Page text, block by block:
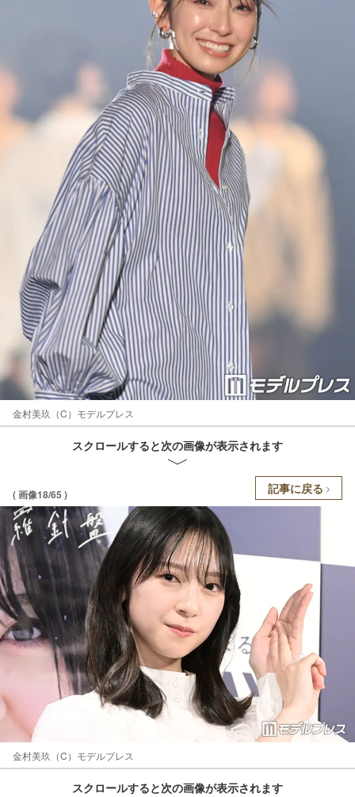
金村美玖（C）モデルプレス
スクロールすると次の画像が表示されます
( 画像18/65 ) 記事に戻る
金村美玖（C）モデルプレス
スクロールすると次の画像が表示されます